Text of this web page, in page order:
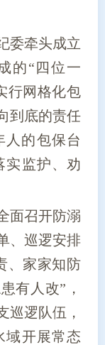
委牵头成立
的“四位一
行网格化包
到底的责任
人的包保台
实监护、劝
面召开防溺
、巡逻安排
、家家知防
有人改”，
巡逻队伍，
域开展常态